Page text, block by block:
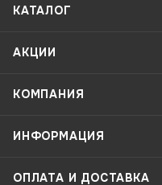
КАТАЛОГ
АКЦИИ
КОМПАНИЯ
ИНФОРМАЦИЯ
ОПЛАТА И ДОСТАВКА